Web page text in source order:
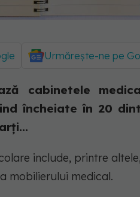
Urmărește-ne pe
cabinetele
încheiate în 20
include, printre
mobilierului medical.